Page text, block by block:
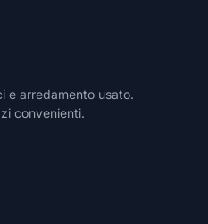
e arredamento usato.
convenienti.